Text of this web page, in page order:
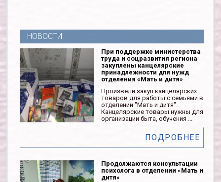
НОВОСТИ
При поддержке министерства
труда и соцразвития региона
закуплены канцелярские
принадлежности для нужд
отделения «Мать и дитя»
Произвели закуп канцелярских
товаров для работы с семьями в
отделении "Мать и дитя".
Канцелярские товары нужны для
организации быта, обучения ...
ПОДРОБНЕЕ
Продолжаются консультации
психолога в отделении «Мать и
дитя»